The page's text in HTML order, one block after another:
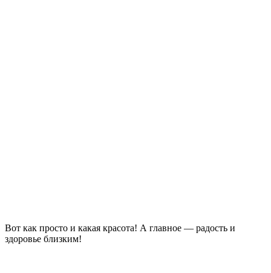
Вот как просто и какая красота! А главное — радость и
здоровье близким!